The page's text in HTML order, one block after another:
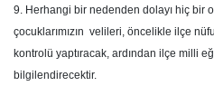
9. Herhangi bir nedenden dolayı hiç bir
çocuklarımızın velileri, öncelikle ilçe
kontrolü yaptıracak, ardından ilçe milli
bilgilendirecektir.